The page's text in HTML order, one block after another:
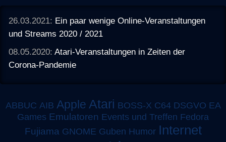
26.03.2021: Ein paar wenige Online-Veranstaltungen
und Streams 2020 / 2021
08.05.2020:Atari-Veranstaltungen in Zeiten der
Corona-Pandemie
ABBUC AIB Apple Atari BOSS-X C64 DSGVO EA
Games Emulatoren Events und Treffen Fedora
Fujiama GNOME Guben Humor Internet